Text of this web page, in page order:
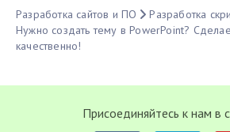
Разработка сайтов и ПО
Разработка
Нужно создать тему в PowerPoint?
качественно!
Присоединяйтесь к нам в